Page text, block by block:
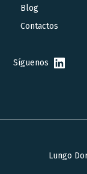
Blog
Contactos
Síguenos
Lungo